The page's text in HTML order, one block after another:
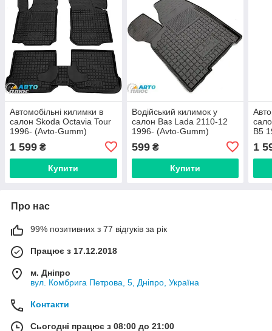
Автомобільні килимки в
салон Skoda Octavia Tour
1996- (Avto-Gumm)
1 599 ₴
Купити
Водійський килимок у
салон Ваз Lada 2110-12
1996- (Avto-Gumm)
599₴
Купити
B5
1
Про нас
99% позитивних з 77 відгуків за рік
Працює з 17.12.2018
м. Дніпро
вул. Комбрига Петрова, 5, Дніпро, Україна
Контакти
Сьогодні працює з 08:00 до 21:00